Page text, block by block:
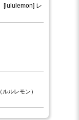
[lululemon] レ
ルルレモン）